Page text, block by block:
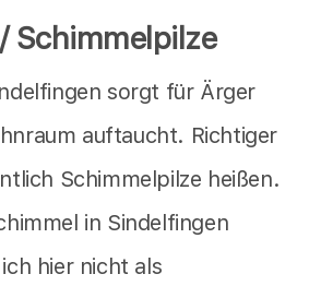
Schimmelpilze
sorgt für Ärger
auftaucht. Richtiger
Schimmelpilze heißen.
in Sindelfingen
hier nicht als